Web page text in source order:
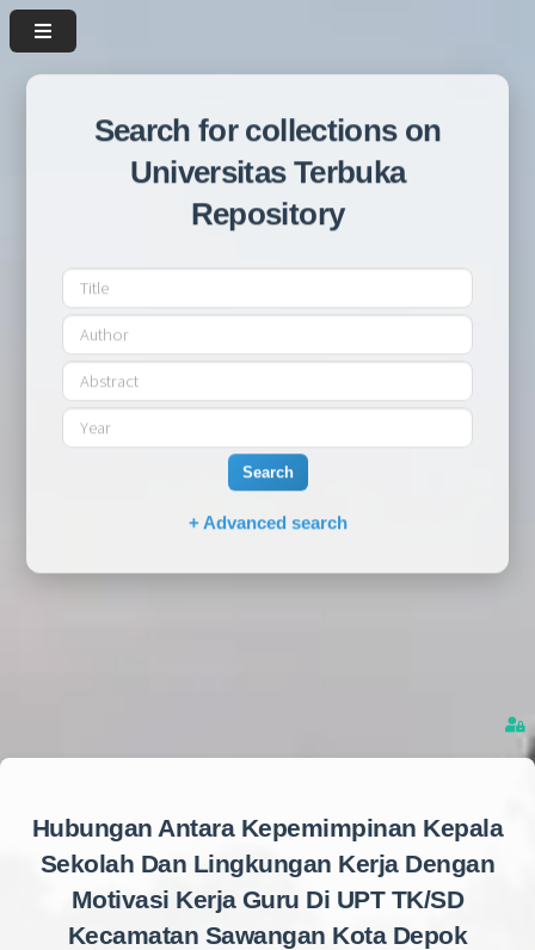
Search for collections on
Universitas Terbuka
Repository
Search
+ Advanced search
Hubungan Antara Kepemimpinan Kepala
Sekolah Dan Lingkungan Kerja Dengan
Motivasi Kerja Guru Di UPT TK/SD
Kecamatan Sawangan Kota Depok